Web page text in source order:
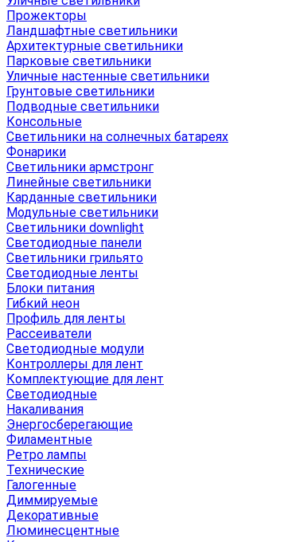
Прожекторы
Ландшафтные светильники
Архитектурные светильники
Парковые светильники
Уличные настенные светильники
Грунтовые светильники
Подводные светильники
Консольные
Светильники на солнечных батареях
Фонарики
Светильники армстронг
Линейные светильники
Карданные светильники
Модульные светильники
Светильники downlight
Светодиодные панели
Светильники грильято
Светодиодные ленты
Блоки питания
Гибкий неон
Профиль для ленты
Рассеиватели
Светодиодные модули
Контроллеры для лент
Комплектующие для лент
Светодиодные
Накаливания
Энергосберегающие
Филаментные
Ретро лампы
Технические
Галогенные
Диммируемые
Декоративные
Люминесцентные